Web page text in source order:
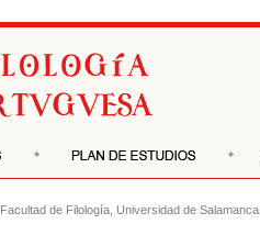
Facultad de Filología Universidad de Salamanca